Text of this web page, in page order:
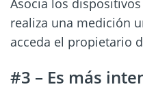
Asocia los
realiza una medición
acceda el propietario
#3 – Es más